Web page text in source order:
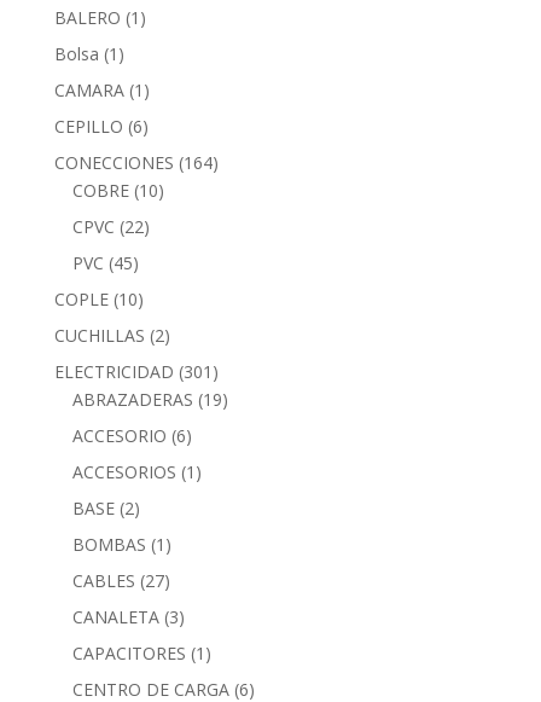
BALERO (1)
Bolsa (1)
CAMARA (1)
CEPILLO (6)
CONECCIONES (164)
COBRE (10)
CPVC (22)
PVC (45)
COPLE (10)
CUCHILLAS (2)
ELECTRICIDAD (301)
ABRAZADERAS (19)
ACCESORIO (6)
ACCESORIOS (1)
BASE (2)
BOMBAS (1)
CABLES (27)
CANALETA (3)
CAPACITORES (1)
CENTRO DE CARGA (6)